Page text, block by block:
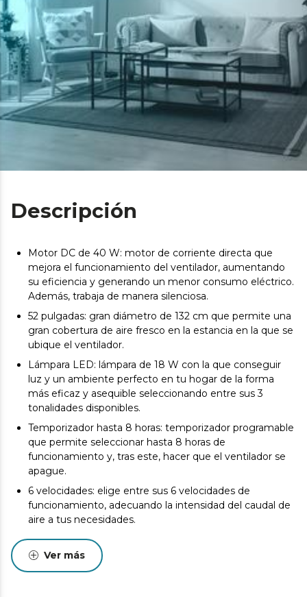
Descripción
Motor DC de 40 W: motor de corriente directa que
mejora el funcionamiento del ventilador, aumentando
su eficiencia y generando un menor consumo eléctrico.
Además, trabaja de manera silenciosa.
52 pulgadas: gran diámetro de 132 cm que permite una
gran cobertura de aire fresco en la estancia en la que se
ubique el ventilador.
Lámpara LED: lámpara de 18 W con la que conseguir
luz y un ambiente perfecto en tu hogar de la forma
más eficaz y asequible seleccionando entre sus 3
tonalidades disponibles.
Temporizador hasta 8 horas: temporizador programable
que permite seleccionar hasta 8 horas de
funcionamiento y, tras este, hacer que el ventilador se
apague.
6 velocidades: elige entre sus 6 velocidades de
funcionamiento, adecuando la intensidad del caudal de
aire a tus necesidades.
Invierno/Verano: el ventilador dispone de un sistema de
inversión de giro del motor para realizar la función
verano/invierno. Al girar en un sentido, podrás disfrutar
Ver más